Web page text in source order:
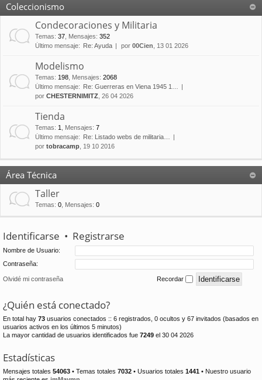
Coleccionismo
Condecoraciones y Militaria
Temas: 37 Mensajes: 352
Último mensaje:
Re: Ayuda por 00Cien , 13 01 2026
Modelismo
Temas: 198 Mensajes: 2068
Último mensaje:
Re: Guerreras en Viena 1945 1…
por CHESTERNIMITZ , 26 04 2026
Tienda
Temas: 1 Mensajes: 7
Último mensaje:
Re: Listado webs de militaria…
por tobracamp , 19 10 2016
Área Técnica
Taller
Temas: 0 Mensajes: 0
Identificarse • Registrarse
Nombre de Usuario:
Contraseña:
Olvidé mi contraseña Recordar
¿Quién está conectado?
En total hay 73 usuarios conectados :: 6 registrados, 0 ocultos y 67 invitados (basados en
usuarios activos en los últimos 5 minutos)
La mayor cantidad de usuarios identificados fue 7249 el 30 04 2026
Estadísticas
Mensajes totales 54063 • Temas totales 7032 • Usuarios totales 1441 • Nuestro usuario